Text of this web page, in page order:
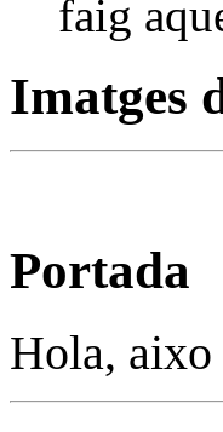
faig
Imatges
Portada
Hola, aixo